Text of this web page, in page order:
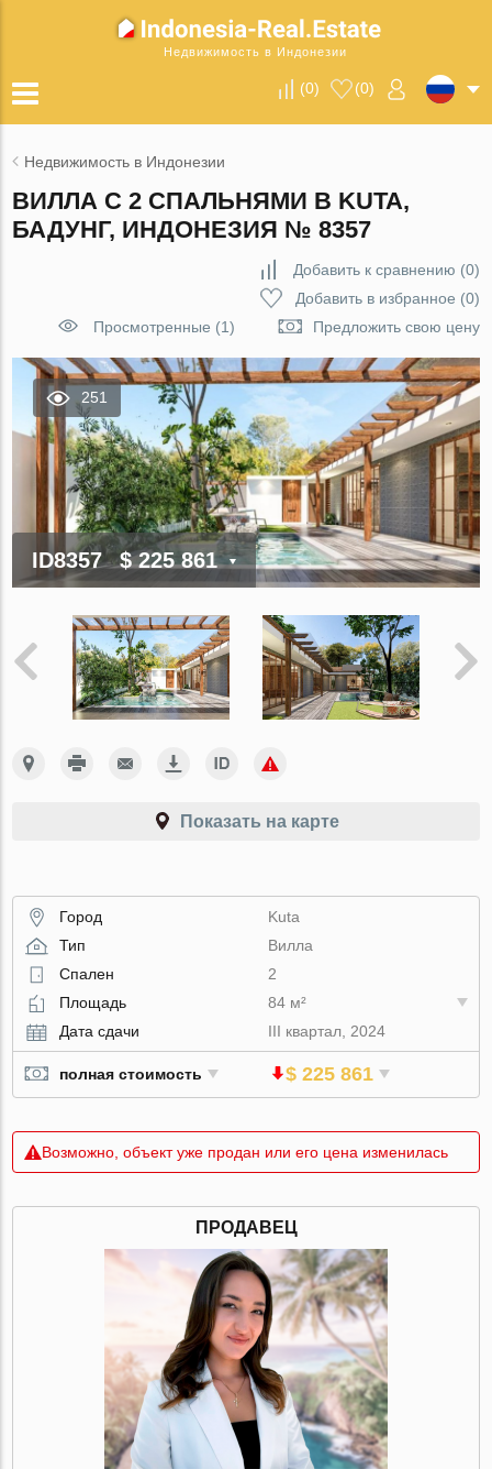
Недвижимость в Индонезии
(0) (0)
Недвижимость в Индонезии
ВИЛЛА С 2 СПАЛЬНЯМИ В KUTA,
БАДУНГ, ИНДОНЕЗИЯ № 8357
Добавить к сравнению (0)
Добавить в избранное (0)
Просмотренные (1)
Предложить свою цену
251
ID8357 $ 225 861
Показать на карте
Город
Kuta
Тип
Вилла
Спален
2
Площадь
84 м²
Дата сдачи
III квартал, 2024
полная стоимость $ 225 861
Возможно, объект уже продан или его цена изменилась
ПРОДАВЕЦ